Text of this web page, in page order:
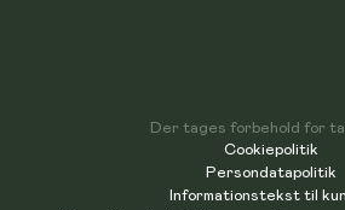
Cookiepolitik
Persondatapolitik
Informationstekst til
Der tages forbehold for